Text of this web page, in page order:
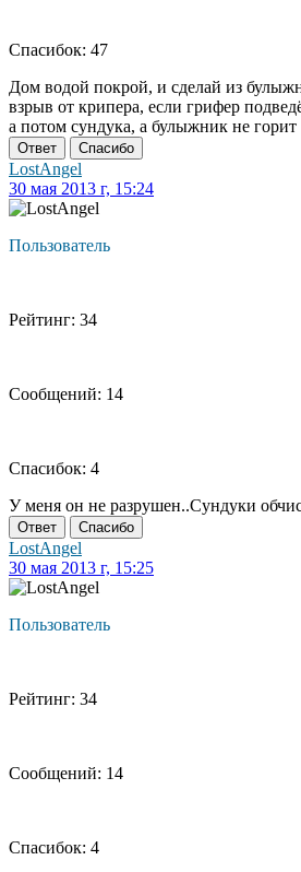
Спасибок: 47
Дом водой покрой, и сделай из
взрыв от крипера, если грифер
а потом сундука, а булыжник не горит
Ответ Спасибо
LostAngel
30 мая 2013 г, 15:24
Пользователь
Рейтинг: 34
Сообщений: 14
Спасибок: 4
У меня он не разрушен..Сундуки
Ответ Спасибо
LostAngel
30 мая 2013 г, 15:25
Пользователь
Рейтинг: 34
Сообщений: 14
Спасибок: 4